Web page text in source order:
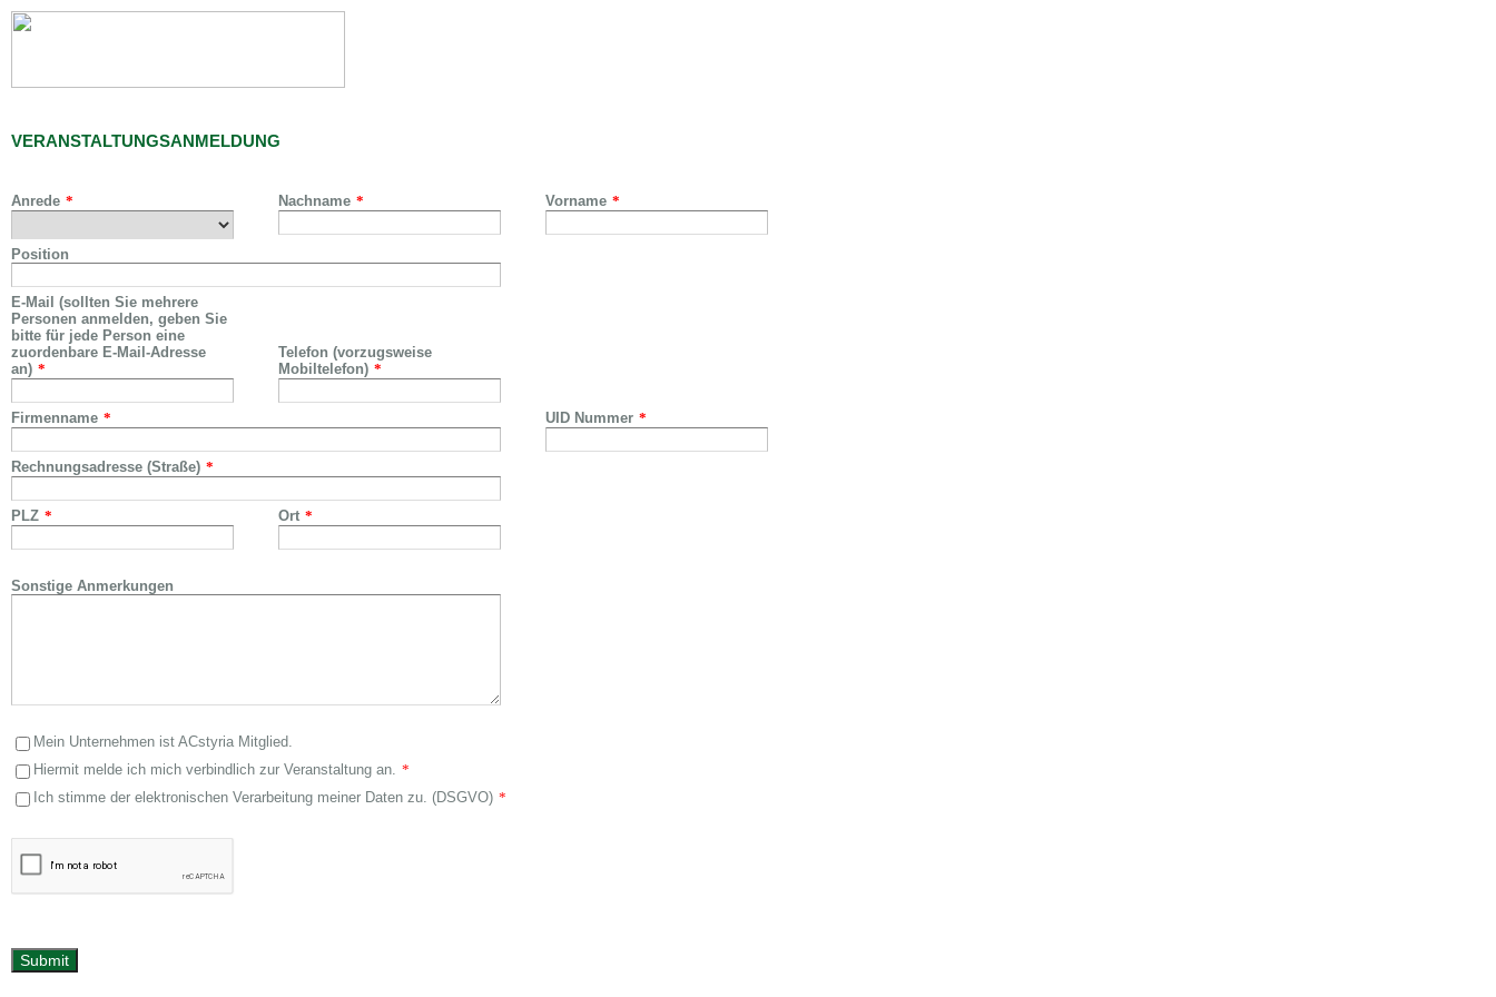
VERANSTALTUNGSANMELDUNG
Anrede * Nachname * Vorname *
Position
E-Mail (sollten Sie mehrere
Personen anmelden, geben Sie
bitte für jede Person eine
zuordenbare E-Mail-Adresse
an) *
Telefon (vorzugsweise
Mobiltelefon) *
Firmenname * UID Nummer *
Rechnungsadresse (Straße) *
PLZ * Ort *
Sonstige Anmerkungen
Mein Unternehmen ist ACstyria Mitglied.
Hiermit melde ich mich verbindlich zur Veranstaltung an. *
Ich stimme der elektronischen Verarbeitung meiner Daten zu. (DSGVO) *